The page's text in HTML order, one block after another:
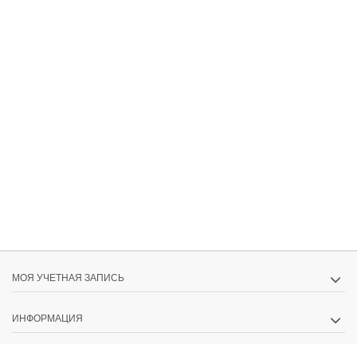
МОЯ УЧЕТНАЯ ЗАПИСЬ
ИНФОРМАЦИЯ